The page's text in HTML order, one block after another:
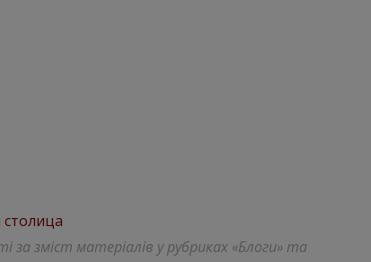
за зміст матеріалів у рубриках «Блоги» та